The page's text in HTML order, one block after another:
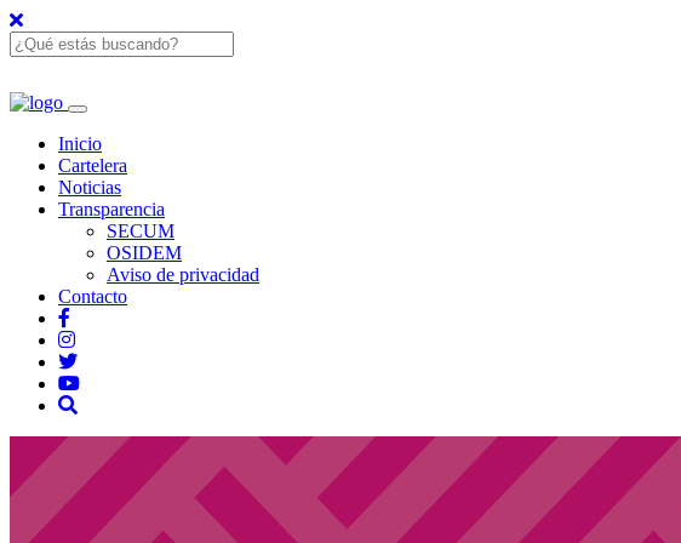
Inicio
Cartelera
Noticias
Transparencia
SECUM
OSIDEM
Aviso de privacidad
Contacto